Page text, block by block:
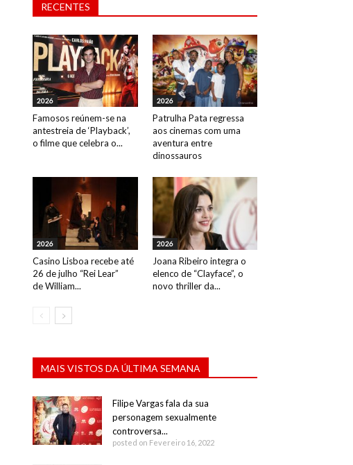
RECENTES
2026
Famosos reúnem-se na
antestreia de ‘Playback’,
o filme que celebra o...
2026
Patrulha Pata regressa
aos cinemas com uma
aventura entre
dinossauros
2026
Casino Lisboa recebe até
26 de julho “Rei Lear”
de William...
2026
Joana Ribeiro integra o
elenco de “Clayface”, o
novo thriller da...
MAIS VISTOS DA ÚLTIMA SEMANA
Filipe Vargas fala da sua
personagem sexualmente
controversa...
posted on Fevereiro 16, 2022